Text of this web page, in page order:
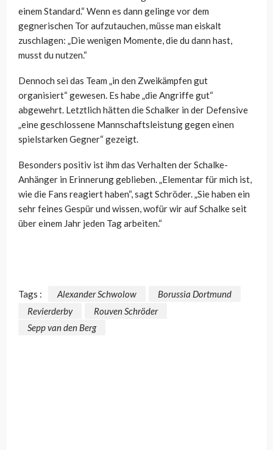
einem Standard.“ Wenn es dann gelinge vor dem
gegnerischen Tor aufzutauchen, müsse man eiskalt
zuschlagen: „Die wenigen Momente, die du dann hast,
musst du nutzen.“
Dennoch sei das Team „in den Zweikämpfen gut
organisiert“ gewesen. Es habe „die Angriffe gut“
abgewehrt. Letztlich hätten die Schalker in der Defensive
„eine geschlossene Mannschaftsleistung gegen einen
spielstarken Gegner“ gezeigt.
Besonders positiv ist ihm das Verhalten der Schalke-
Anhänger in Erinnerung geblieben. „Elementar für mich ist,
wie die Fans reagiert haben“, sagt Schröder. „Sie haben ein
sehr feines Gespür und wissen, wofür wir auf Schalke seit
über einem Jahr jeden Tag arbeiten.“
Tags : Alexander Schwolow
Borussia Dortmund
Revierderby
Rouven Schröder
Sepp van den Berg